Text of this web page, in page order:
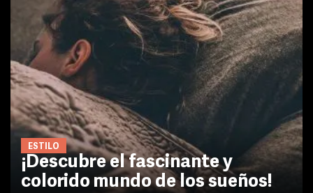
ESTILO
¡Descubre el fascinante y
colorido mundo de los sueños!